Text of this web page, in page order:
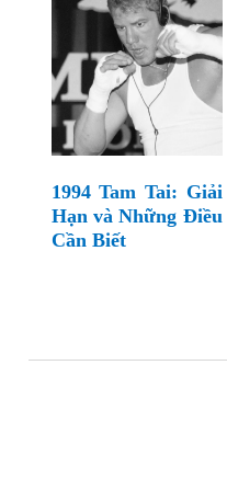
1994 Tam Tai: Giải
Hạn và Những Điều
Cần Biết